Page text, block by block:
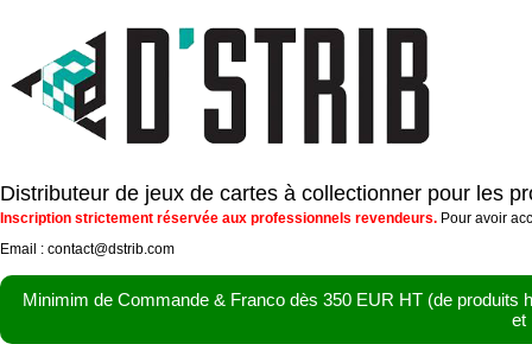
Distributeur de jeux de cartes à collectionner pour les
Inscription strictement réservée aux professionnels revendeurs. Pour avoir
Email : contact@dstrib.com
Minimim de Commande & Franco dès 350 EUR HT (de
et